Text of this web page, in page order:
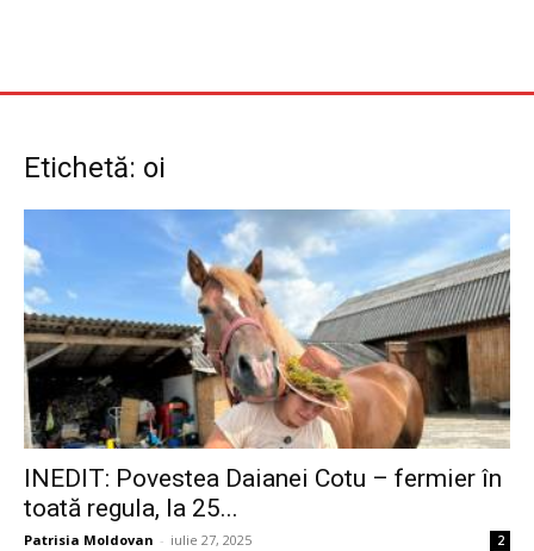
Etichetă: oi
INEDIT: Povestea Daianei Cotu – fermier în
toată regula, la 25...
Patrisia Moldovan - iulie 27, 2025 2